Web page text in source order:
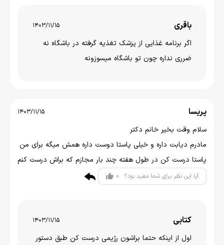
باقری 1403/11/15
اگر برنامه غذایی از پزشک تغذیه گرفته در باشگاه نه
ضرری نداره چون تو باشگاه میسوزونه
پریسا 1403/11/15
سلام وقت بخیر خانم دکتر
مادرم دیابت داره و خیلی پاستا دوست داره همش میگه برای من
پاستا درست کن در طول هفته چند بار مجازم که براش درست کنم
آیا این نظر برای شما مفید بود؟ 0
کتابی 1403/11/15
اول از اینکه حتما براشون رژیمی درست کن طبق دستور